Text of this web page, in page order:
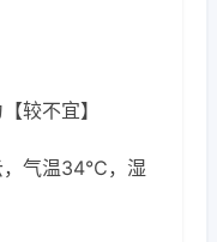
较不宜】
，气温34℃，湿